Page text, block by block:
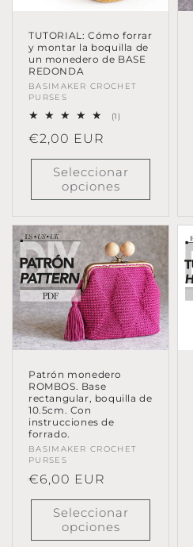
TUTORIAL: Cómo forrar
y montar la boquilla de
un monedero de BASE
REDONDA
Proveedor:
BASIMAKER CROCHET
PURSES
(1)
Precio
habitual
€2,00 EUR
Seleccionar
opciones
Patrón monedero
ROMBOS. Base
rectangular, boquilla de
10.5cm. Con
instrucciones de
forrado.
Proveedor:
BASIMAKER CROCHET
PURSES
Precio
habitual
€6,00 EUR
Seleccionar
opciones